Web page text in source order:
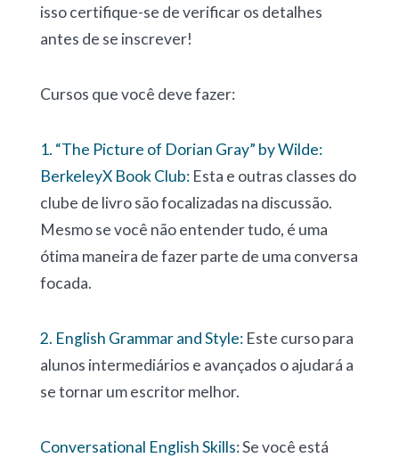
isso certifique-se de verificar os detalhes
antes de se inscrever!
Cursos que você deve fazer:
1. “The Picture of Dorian Gray” by Wilde:
BerkeleyX Book Club:Esta e outras classes do
clube de livro são focalizadas na discussão.
Mesmo se você não entender tudo, é uma
ótima maneira de fazer parte de uma conversa
focada.
2. English Grammar and Style:Este curso para
alunos intermediários e avançados o ajudará a
se tornar um escritor melhor.
Conversational English Skills: Se você está